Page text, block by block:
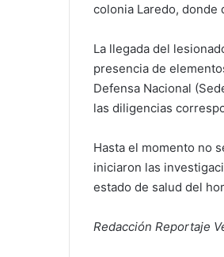
colonia Laredo, donde
La llegada del
presencia de
Defensa Nacional
las diligencias
Hasta el momento no
iniciaron las
estado de salud del
Redacción Reportaje